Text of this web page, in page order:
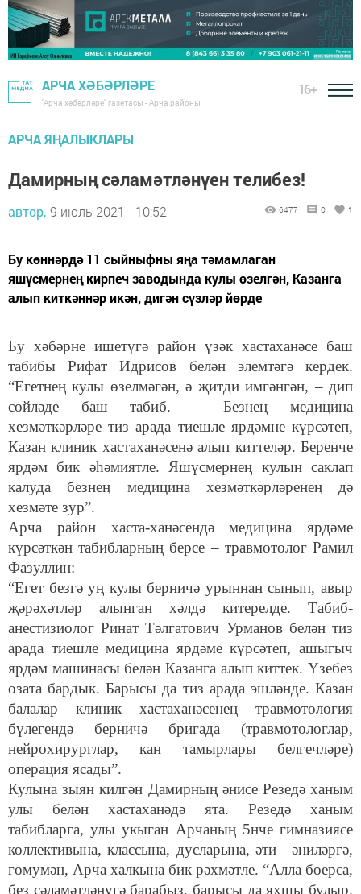
АРЧА ХӘБӘРЛӘРЕ
"Арча хәбәрләре" газетасы - Арча районы
16+
АРЧА ЯҢАЛЫКЛАРЫ
Дамирның сәламәтләнүен телибез!
автор, 9 июль 2021 - 10:52 6477 0 1
Бу көннәрдә 11 сыйныфны яңа тәмамлаган
яшүсмернең кирпеч заводында кулы өзелгән, Казанга
алып киткәннәр икән, дигән сүзләр йөрде
Бу хәбәрне ишетүгә район үзәк хастаханәсе баш
табибы Рифат Идрисов белән элемтәгә кердек.
“Егетнең кулы өзелмәгән, ә җитди имгәнгән, – дип
сөйләде баш табиб. – Безнең медицина
хезмәткәрләре тиз арада тиешле ярдәмне күрсәтеп,
Казан клиник хастаханәсенә алып киттеләр. Беренче
ярдәм бик әһәмиятле. Яшүсмернең кулын саклап
калуда безнең медицина хезмәткәрләренең дә
хезмәте зур”.
Арча район хаста-ханәсендә медицина ярдәме
күрсәткән табибларның берсе – травмотолог Рамил
Фазуллин:
“Егет безгә уң кулы берничә урыннан сынып, авыр
җәрәхәтләр алынган хәлдә китерелде. Табиб-
анестизиолог Ринат Тәлгатович Урманов белән тиз
арада тиешле медицина ярдәме күрсәтеп, ашыгыч
ярдәм машинасы белән Казанга алып киттек. Үзебез
озата бардык. Барысы да тиз арада эшләнде. Казан
балалар клиник хастаханәсенең травмотология
бүлегендә берничә бригада (травмотологлар,
нейрохирурглар, кан тамырлары белгечләре)
операция ясады”.
Кулына зыян килгән Дамирның әнисе Резедә ханым
улы белән хастаханәдә ята. Резедә ханым
табибларга, улы укыган Арчаның 5нче гимназиясе
коллективына, классына, дусларына, әти—әниләргә,
гомумән, Арча халкына бик рәхмәтле. “Алла боерса,
без сәламәтләнүгә барабыз, барысы да яхшы булыр.